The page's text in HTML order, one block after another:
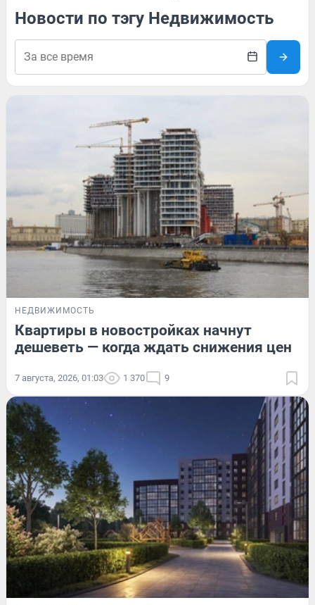
Новости по тэгу Недвижимость
НЕДВИЖИМОСТЬ
Квартиры в новостройках начнут
дешеветь — когда ждать снижения цен
7 августа, 2026, 01:03 1 370 9